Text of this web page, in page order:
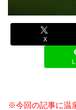
X
※今回の記事に温